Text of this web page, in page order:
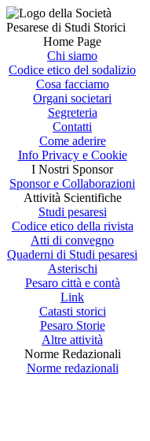
Home Page
Chi siamo
Codice etico del sodalizio
Cosa facciamo
Organi societari
Segreteria
Contatti
Come aderire
Info Privacy e Cookie
I Nostri Sponsor
Sponsor e Collaborazioni
Attività Scientifiche
Studi pesaresi
Codice etico della rivista
Atti di convegno
Quaderni di Studi pesaresi
Asterischi
Pesaro città e contà
Link
Catasti storici
Pesaro Storie
Altre attività
Norme Redazionali
Norme redazionali